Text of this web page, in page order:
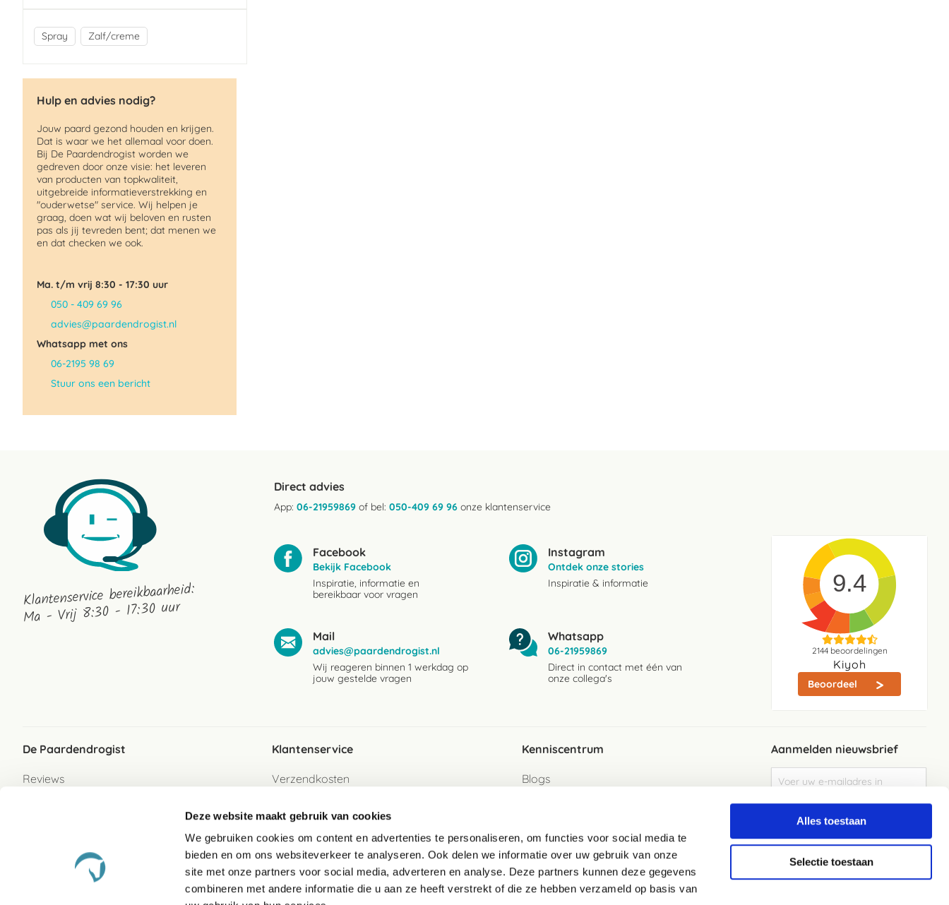
Deze website maakt gebruik van cookies
We gebruiken cookies om content en advertenties te personaliseren, om functies voor social media te
bieden en om ons websiteverkeer te analyseren. Ook delen we informatie over uw gebruik van onze
site met onze partners voor social media, adverteren en analyse. Deze partners kunnen deze gegevens
combineren met andere informatie die u aan ze heeft verstrekt of die ze hebben verzameld op basis van
Alles toestaan
Selectie toestaan
Spray Zalf/creme
Hulp en advies nodig?
Jouw paard gezond houden en krijgen.
Dat is waar we het allemaal voor doen.
Bij De Paardendrogist worden we
gedreven door onze visie: het leveren
van producten van topkwaliteit,
uitgebreide informatieverstrekking en
"ouderwetse" service. Wij helpen je
graag, doen wat wij beloven en rusten
pas als jij tevreden bent; dat menen we
en dat checken we ook.
Ma. t/m vrij 8:30 - 17:30 uur
050 - 409 69 96
advies@paardendrogist.nl
Whatsapp met ons
06-2195 98 69
Stuur ons een bericht
Klantenservice bereikbaarheid:
Ma - Vrij 8:30 - 17:30 uur
Direct advies
App: 06-21959869 of bel: 050-409 69 96 onze klantenservice
Facebook
Bekijk Facebook
Inspiratie, informatie en
bereikbaar voor vragen
Instagram
Ontdek onze stories
Inspiratie & informatie
Mail
advies@paardendrogist.nl
Wij reageren binnen 1 werkdag op
jouw gestelde vragen
Whatsapp
06-21959869
Direct in contact met één van
onze collega's
9.4
2144beoordelingen
Kiyoh
Beoordeel
De Paardendrogist
Reviews
Klantenservice
Verzendkosten
Betaalwijzen
Retour
Retour sturen als gast
Garantie
Kenniscentrum
Blogs
Aanmelden nieuwsbrief
u
op
Elke week de beste acties en het laaste